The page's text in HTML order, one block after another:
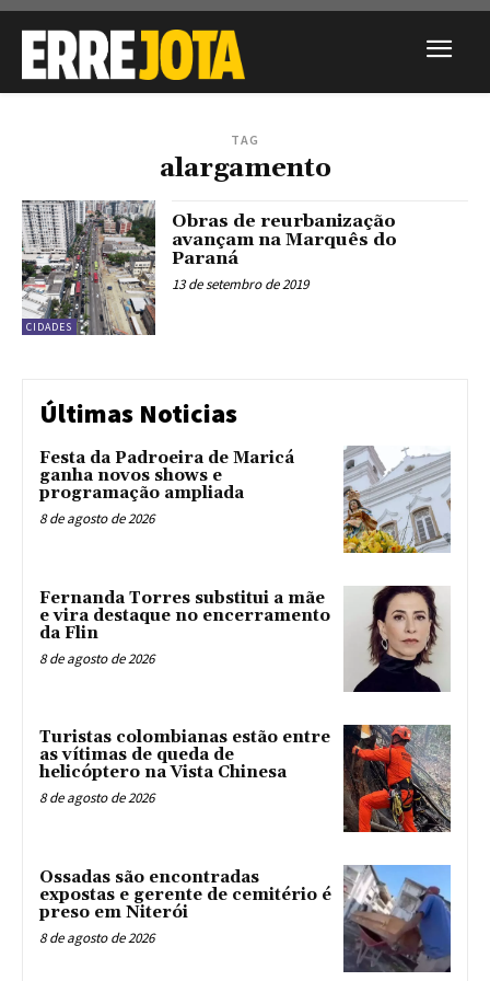
TAG
alargamento
CIDADES
Obras de reurbanização
avançam na Marquês do
Paraná
13 de setembro de 2019
Últimas Noticias
Festa da Padroeira de Maricá
ganha novos shows e
programação ampliada
8 de agosto de 2026
Fernanda Torres substitui a mãe
e vira destaque no encerramento
da Flin
8 de agosto de 2026
Turistas colombianas estão entre
as vítimas de queda de
helicóptero na Vista Chinesa
8 de agosto de 2026
Ossadas são encontradas
expostas e gerente de cemitério é
preso em Niterói
8 de agosto de 2026